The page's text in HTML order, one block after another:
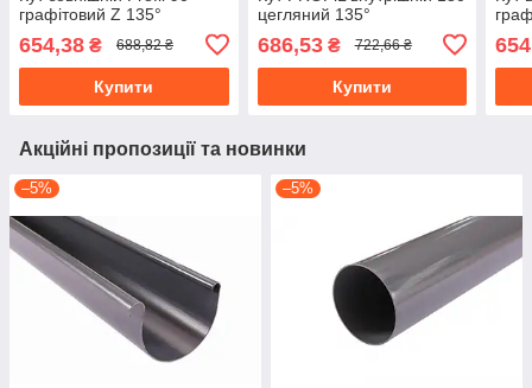
графітовий Z 135°
654,38 ₴ 688,82 ₴
Купити
цегляний 135°
686,53₴ 722,66 ₴
Купити
Акційні пропозиції та новинки
–5% –5%